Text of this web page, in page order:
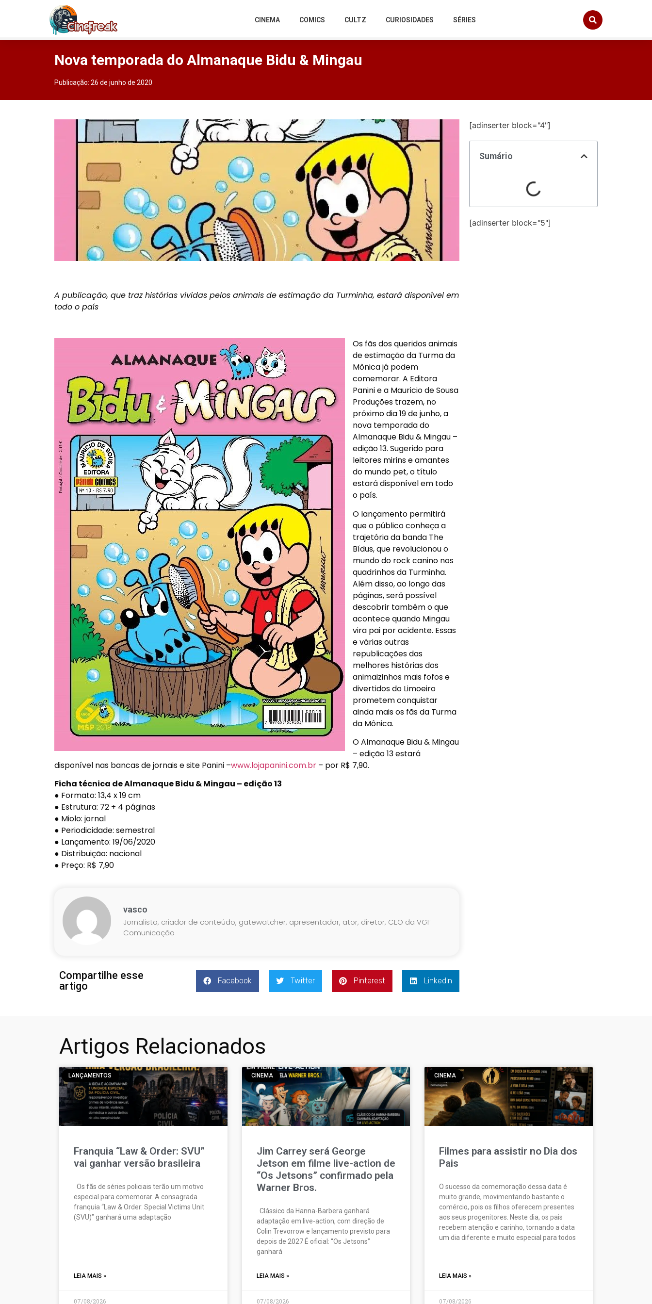
CINEMA COMICS CULTZ CURIOSIDADES SÉRIES
Nova temporada do Almanaque Bidu & Mingau
Publicação: 26 de junho de 2020
A publicação, que traz histórias vividas pelos animais de estimação da Turminha, estará disponível em
todo o país
Os fãs dos queridos animais
de estimação da Turma da
Mônica já podem
comemorar. A Editora
Panini e a Mauricio de Sousa
Produções trazem, no
próximo dia 19 de junho, a
nova temporada do
Almanaque Bidu & Mingau –
edição 13. Sugerido para
leitores mirins e amantes
do mundo pet, o título
estará disponível em todo
o país.
O lançamento permitirá
que o público conheça a
trajetória da banda The
Bídus, que revolucionou o
mundo do rock canino nos
quadrinhos da Turminha.
Além disso, ao longo das
páginas, será possível
descobrir também o que
acontece quando Mingau
vira pai por acidente. Essas
e várias outras
republicações das
melhores histórias dos
animaizinhos mais fofos e
divertidos do Limoeiro
prometem conquistar
ainda mais os fãs da Turma
da Mônica.
O Almanaque Bidu & Mingau
– edição 13 estará
disponível nas bancas de jornais e site Panini –www.lojapanini.com.br – por R$ 7,90.
Ficha técnica de Almanaque Bidu & Mingau – edição 13
● Formato: 13,4 x 19 cm
● Estrutura: 72 + 4 páginas
● Miolo: jornal
● Periodicidade: semestral
● Lançamento: 19/06/2020
● Distribuição: nacional
● Preço: R$ 7,90
vasco
Jornalista, criador de conteúdo, gatewatcher, apresentador, ator, diretor, CEO da VGF
Comunicação
Compartilhe esse
artigo
Facebook Twitter Pinterest LinkedIn
[adinserter block="4"]
Sumário
[adinserter block="5"]
Artigos Relacionados
LANÇAMENTOS
Franquia “Law & Order: SVU”
vai ganhar versão brasileira
Os fãs de séries policiais terão um motivo
especial para comemorar. A consagrada
franquia “Law & Order: Special Victims Unit
(SVU)” ganhará uma adaptação
LEIA MAIS »
07/08/2026
CINEMA
Jim Carrey será George
Jetson em filme live-action de
“Os Jetsons” confirmado pela
Warner Bros.
Clássico da Hanna-Barbera ganhará
adaptação em live-action, com direção de
Colin Trevorrow e lançamento previsto para
depois de 2027 É oficial: “Os Jetsons”
ganhará
LEIA MAIS »
07/08/2026
CINEMA
Filmes para assistir no Dia dos
Pais
O sucesso da comemoração dessa data é
muito grande, movimentando bastante o
comércio, pois os filhos oferecem presentes
aos seus progenitores. Neste dia, os pais
recebem atenção e carinho, tornando a data
um dia diferente e muito especial para todos
LEIA MAIS »
07/08/2026